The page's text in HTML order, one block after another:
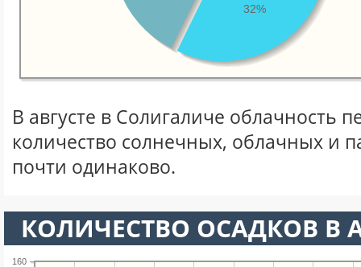
32%
В августе в Солигаличе облачность
количество солнечных, облачных и
почти одинаково.
КОЛИЧЕСТВО ОСАДКОВ В
160